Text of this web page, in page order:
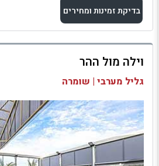
בדיקת זמינות ומחירים
למתחם זה
בדיקת זמינות ומחירים
וילה מול ההר
גליל מערבי | שומרה